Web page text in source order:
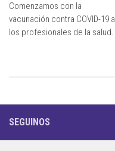
Comenzamos con la
vacunación contra COVID-19 a
los profesionales de la salud.
SEGUINOS